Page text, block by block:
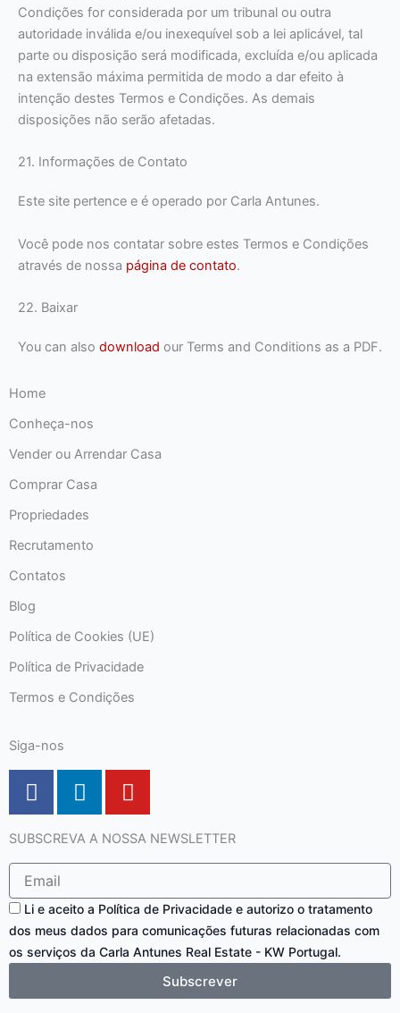
Condições for considerada por um tribunal ou outra
autoridade inválida e/ou inexequível sob a lei aplicável, tal
parte ou disposição será modificada, excluída e/ou aplicada
na extensão máxima permitida de modo a dar efeito à
intenção destes Termos e Condições. As demais
disposições não serão afetadas.
21. Informações de Contato
Este site pertence e é operado por Carla Antunes.
Você pode nos contatar sobre estes Termos e Condições
através de nossa página de contato.
22. Baixar
You can also download our Terms and Conditions as a PDF.
Home
Conheça-nos
Vender ou Arrendar Casa
Comprar Casa
Propriedades
Recrutamento
Contatos
Blog
Política de Cookies (UE)
Política de Privacidade
Termos e Condições
Siga-nos
F
a
e
b
o
o
k
-
L
i
k
e
d
i
n
Y
o
t
u
b
e
SUBSCREVA A NOSSA NEWSLETTER
Email
Consentimento
Li e aceito a Política de Privacidade e autorizo o tratamento
dos meus dados para comunicações futuras relacionadas com
os serviços da Carla Antunes Real Estate - KW Portugal.
Subscrever